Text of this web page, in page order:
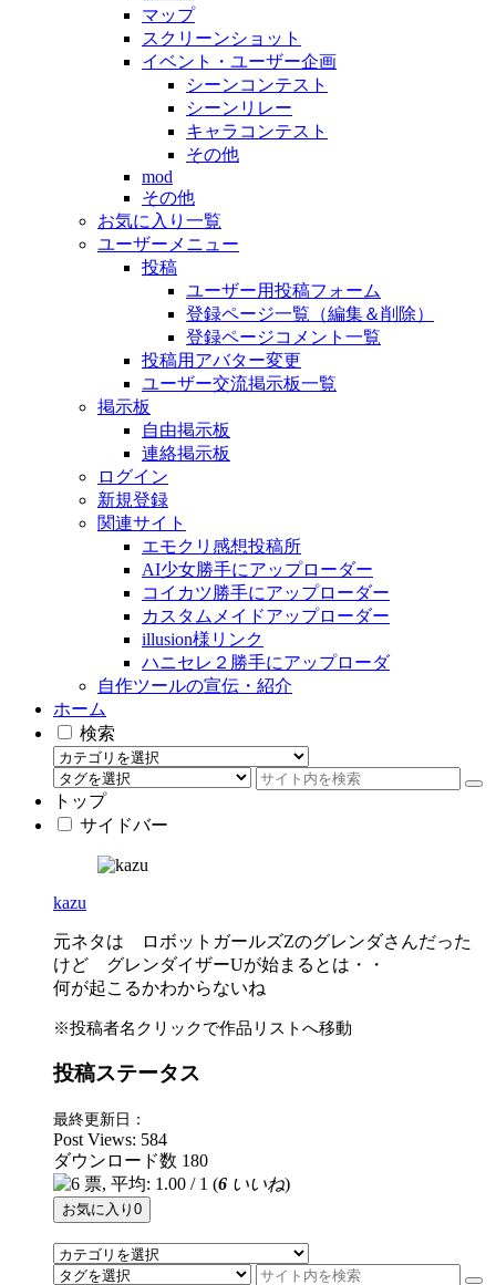
マップ
スクリーンショット
イベント・ユーザー企画
シーンコンテスト
シーンリレー
キャラコンテスト
その他
mod
その他
お気に入り一覧
ユーザーメニュー
投稿
ユーザー用投稿フォーム
登録ページ一覧（編集＆削除）
登録ページコメント一覧
投稿用アバター変更
ユーザー交流掲示板一覧
掲示板
自由掲示板
連絡掲示板
ログイン
新規登録
関連サイト
エモクリ感想投稿所
AI少女勝手にアップローダー
コイカツ勝手にアップローダー
カスタムメイドアップローダー
illusion様リンク
ハニセレ２勝手にアップローダ
自作ツールの宣伝・紹介
ホーム
検索
トップ
サイドバー
kazu
元ネタは ロボットガールズZのグレンダさんだった
けど グレンダイザーUが始まるとは・・
何が起こるかわからないね
※投稿者名クリックで作品リストへ移動
投稿ステータス
最終更新日：
Post Views: 584
ダウンロード数 180
(6 いいね)
お気に入り 0